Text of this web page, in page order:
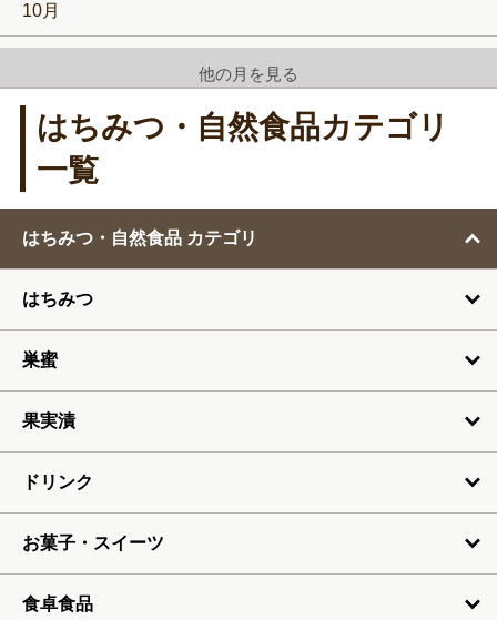
10月
12月
2月
4月
5月
6月
他の月を見る
はちみつ・自然食品カテゴリ
一覧
はちみつ・自然食品 カテゴリ
はちみつ
巣蜜
果実漬
ドリンク
お菓子・スイーツ
食卓食品